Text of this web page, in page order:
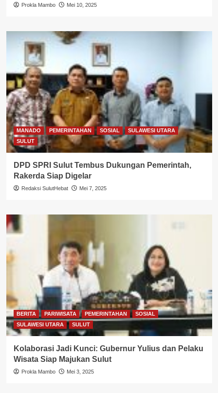
Prokla Mambo Mei 10, 2025
MANADO PEMERINTAHAN SOSIAL
SULAWESI UTARA
SULUT
DPD SPRI Sulut Tembus Dukungan Pemerintah,
Rakerda Siap Digelar
Redaksi SulutHebat Mei 7, 2025
BERITA PARIWISATA PEMERINTAHAN
SOSIAL
SULAWESI UTARA
SULUT
Kolaborasi Jadi Kunci: Gubernur Yulius dan Pelaku
Wisata Siap Majukan Sulut
Prokla Mambo Mei 3, 2025